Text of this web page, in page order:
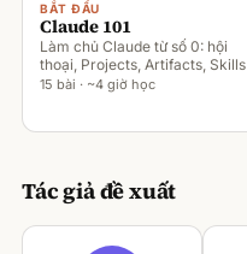
BẮT ĐẦU
Claude 101
Làm chủ Claude từ số 0: hội
thoại, Projects, Artifacts, Skills
15 bài · ~4 giờ học
Tác giả đề xuất